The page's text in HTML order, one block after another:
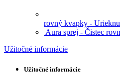
rovný kvapky -
Aura sprej - Čistec
Užitočné informácie
Užitočné informácie